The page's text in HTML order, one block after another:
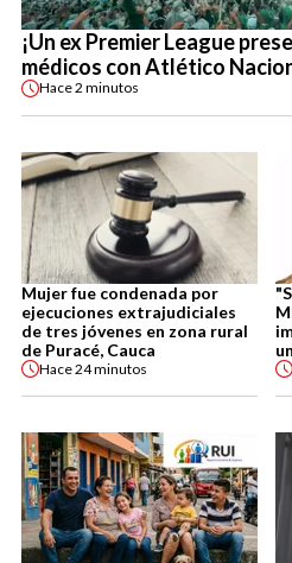
¡Un ex Premier League
médicos con Atlético
Hace2 minutos
Mujer fue condenada por
ejecuciones extrajudiciales
de tres jóvenes en zona rural
de Puracé, Cauca
Hace24 minutos